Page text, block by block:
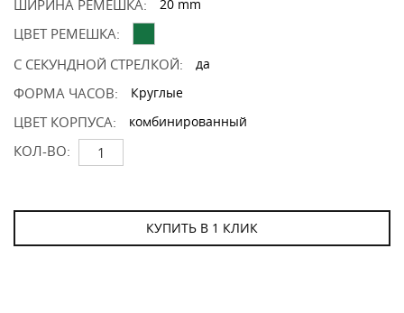
ШИРИНА РЕМЕШКА: 20 mm
ЦВЕТ РЕМЕШКА:
С СЕКУНДНОЙ СТРЕЛКОЙ:
да
ФОРМА ЧАСОВ: Круглые
ЦВЕТ КОРПУСА: комбинированный
КОЛ-ВО:
КУПИТЬ В 1 КЛИК